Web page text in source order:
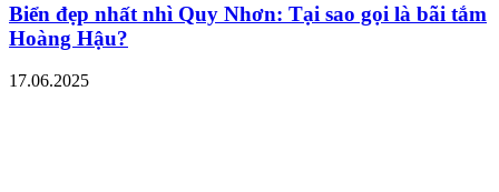
Biển đẹp nhất nhì Quy Nhơn: Tại sao gọi là bãi tắm
Hoàng Hậu?
17.06.2025